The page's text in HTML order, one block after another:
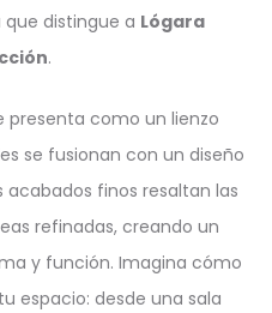
distingue a Lógara
.
presenta como un lienzo
se fusionan con un diseño
finos resaltan las
refinadas, creando un
y función. Imagina cómo
espacio: desde una sala